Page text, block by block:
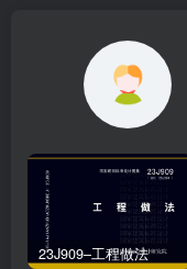
23J909–工程做法